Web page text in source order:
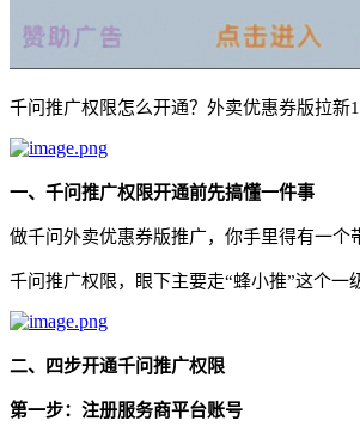
千问推广权限怎么开通？外卖优惠券版拉新
一、 千问推广权限开通前先搞懂一件事
做千问外卖优惠券版推广，你手里得有一
千问推广权限，眼下主要走“蜂小推”这个一
二、四步开通千问推广权限
第一步：注册服务商平台账号